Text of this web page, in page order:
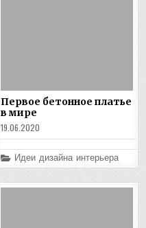
Первое бетонное платье
в мире
19.06.2020
Posted
in
Идеи дизайна интерьера